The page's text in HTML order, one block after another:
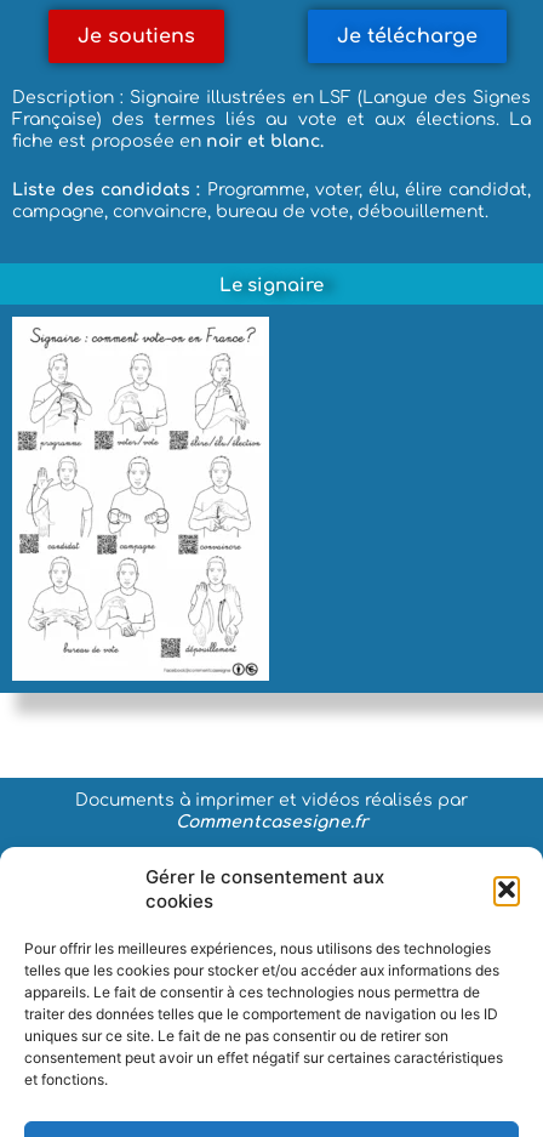
Gérer le consentement aux
cookies
Pour offrir les meilleures expériences, nous utilisons des technologies
telles que les cookies pour stocker et/ou accéder aux informations des
appareils. Le fait de consentir à ces technologies nous permettra de
traiter des données telles que le comportement de navigation ou les ID
uniques sur ce site. Le fait de ne pas consentir ou de retirer son
consentement peut avoir un effet négatif sur certaines caractéristiques
et fonctions.
Je soutiens Je télécharge
Description : Signaire illustrées en LSF (Langue des Signes
Française) des termes liés au vote et aux élections. La
fiche est proposée en noir et blanc.
Liste des candidats : Programme, voter, élu, élire candidat,
campagne, convaincre, bureau de vote, débouillement.
Le signaire
Documents à imprimer et vidéos réalisés par
Commentcasesigne.fr
Les contenus sont diffusés sous licence
attribution obligatoire et interdiction de toute utilisation
Autres publications